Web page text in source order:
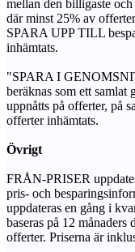
mellan den billigaste
där minst 25% av
SPARA UPP TILL
inhämtats.
"SPARA I
beräknas som ett samlat
uppnåtts på offerter, på
offerter inhämtats.
Övrigt
FRÅN-PRISER
pris- och
uppdateras en gång i
baseras på 12
offerter. Priserna är